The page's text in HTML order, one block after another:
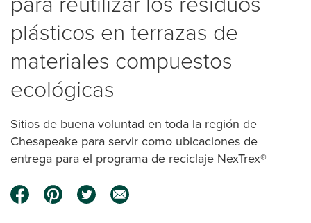
plásticos en terrazas de
materiales compuestos
ecológicas
Sitios de buena voluntad en toda la región de
Chesapeake para servir como ubicaciones de
entrega para el programa de reciclaje NexTrex®